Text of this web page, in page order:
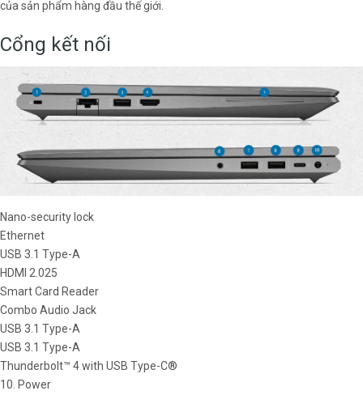
của sản phẩm hàng đầu thế giới.
Cổng kết nối
Nano-security lock
Ethernet
USB 3.1 Type-A
HDMI 2.025
Smart Card Reader
Combo Audio Jack
USB 3.1 Type-A
USB 3.1 Type-A
Thunderbolt™ 4 with USB Type-C®
10. Power